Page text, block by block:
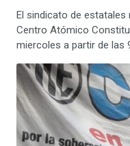
El sindicato de estatales
Centro Atómico
miercoles a partir de las